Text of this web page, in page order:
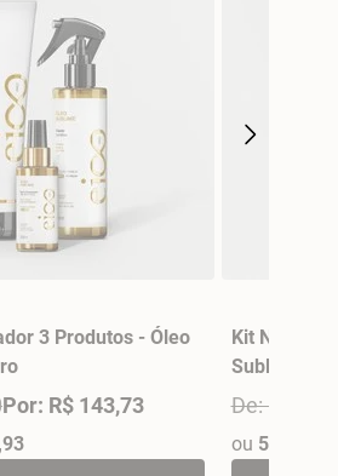
3 Produtos - Óleo
Por: R$ 143,73
Kit Nutritvo
Sublime
De: R$
ou 5x